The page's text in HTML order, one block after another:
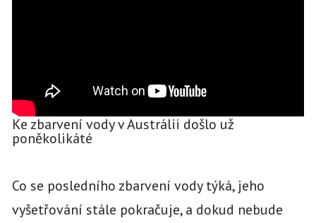
Ke zbarvení vody v Austrálii došlo už
poněkolikáté
Co se posledního zbarvení vody týká, jeho
vyšetřování stále pokračuje, a dokud nebude